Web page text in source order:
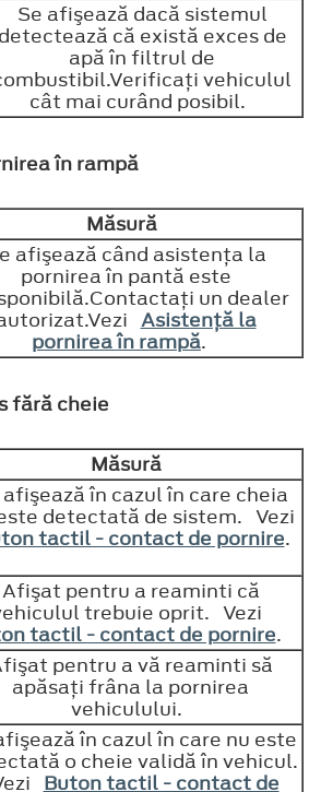
Se afişează dacă sistemul
detectează că există exces de
apă în filtrul de
vehiculul
cât mai curând posibil.
în rampă
Măsură
afişează când asistenţa la
pornirea în pantă este
un dealer
Asistenţă la
pornirea în rampă.
fără cheie
Măsură
afişează în cazul în care cheia
detectată de sistem. Vezi
tactil - contact de pornire.
Afişat pentru a reaminti că
trebuie oprit. Vezi
tactil - contact de pornire.
pentru a vă reaminti să
apăsaţi frâna la pornirea
vehiculului.
în cazul în care nu este
o cheie validă în vehicul.
Buton tactil - contact de